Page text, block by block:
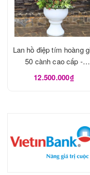
Lan hồ điệp tím hoàng
50 cành cao cấp -
LHD1182
12.500.000₫